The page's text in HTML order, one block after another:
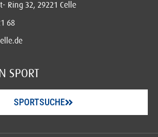
Ring 32, 29221 Celle
68
SPORT
SPORTSUCHE